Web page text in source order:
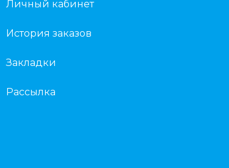
Личный кабинет
История заказов
Закладки
Рассылка